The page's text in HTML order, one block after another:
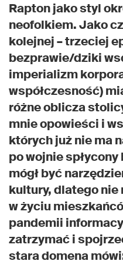
Rapton jako styl
neofolkiem. Jako
kolejnej – trzeciej
bezprawie/dziki
imperializm
współczesność)
różne oblicza
mnie opowieści i
których już nie ma
po wojnie
mógł być
kultury, dlatego nie
w życiu
pandemii
zatrzymać i
stara domena